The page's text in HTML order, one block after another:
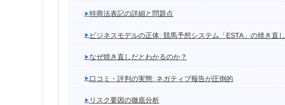
特商法表記の詳細と問題点
ビジネスモデルの正体: 競馬予想システム「ESTA」の焼き直し
なぜ焼き直しだとわかるのか？
口コミ・評判の実態: ネガティブ報告が圧倒的
リスク要因の徹底分析